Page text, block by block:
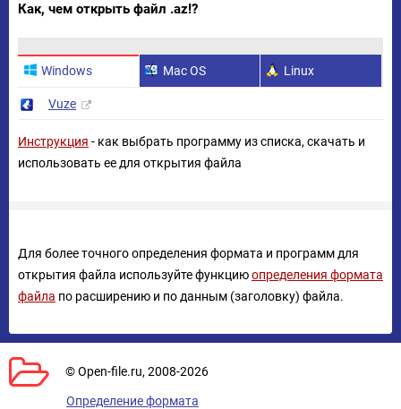
Как, чем открыть файл .az!?
Windows Mac OS Linux
Vuze
Инструкция - как выбрать программу из списка, скачать и
использовать ее для открытия файла
Для более точного определения формата и программ для
открытия файла используйте функциюопределения формата
файла по расширению и по данным (заголовку) файла.
© Open-file.ru, 2008-2026
Определение формата